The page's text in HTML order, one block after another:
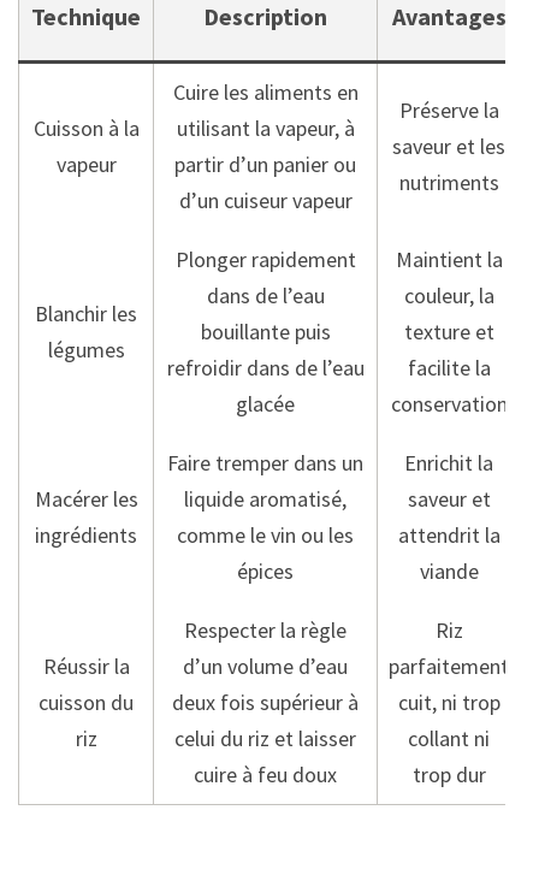
Technique Description Avantages
Cuisson à la
vapeur
Cuire les aliments en
utilisant la vapeur, à
partir d’un panier ou
d’un cuiseur vapeur
Préserve la
saveur et les
nutriments
Blanchir les
légumes
Plonger rapidement
dans de l’eau
bouillante puis
refroidir dans de l’eau
glacée
Maintient la
couleur, la
texture et
facilite la
conservation
Macérer les
ingrédients
Faire tremper dans un
liquide aromatisé,
comme le vin ou les
épices
Enrichit la
saveur et
attendrit la
viande
Réussir la
cuisson du
riz
Respecter la règle
d’un volume d’eau
deux fois supérieur à
celui du riz et laisser
cuire à feu doux
Riz
parfaitement
cuit, ni trop
collant ni
trop dur